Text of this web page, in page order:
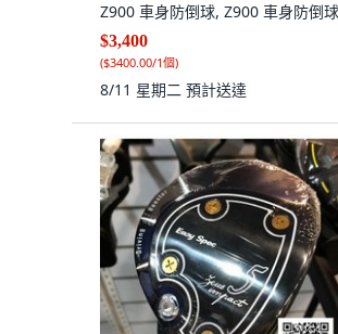
Z900 車身防倒球, Z900 車身防倒球
$3,400
($3400.00/1個)
8/11 星期二 預計送達